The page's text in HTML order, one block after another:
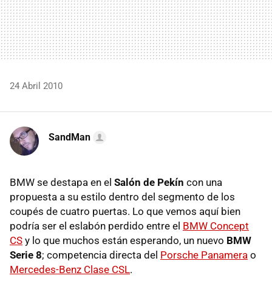
24 Abril 2010
SandMan
BMW se destapa en el Salón de Pekín con una
propuesta a su estilo dentro del segmento de los
coupés de cuatro puertas. Lo que vemos aquí bien
podría ser el eslabón perdido entre el BMW Concept
CS y lo que muchos están esperando, un nuevo BMW
Serie 8; competencia directa del Porsche Panamera o
Mercedes-Benz Clase CSL.